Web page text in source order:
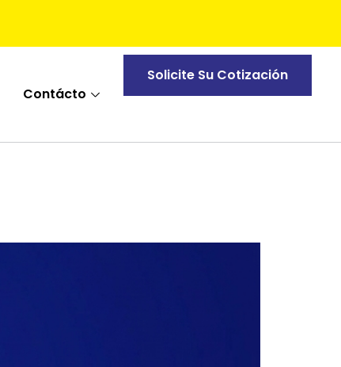
Contácto
Solicite Su Cotización